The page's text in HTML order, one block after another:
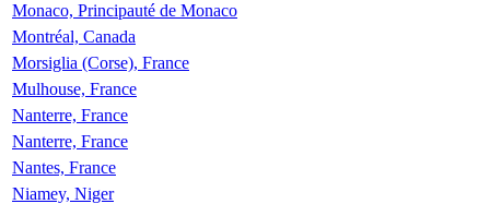
Monaco, Principauté de Monaco
Montréal, Canada
Morsiglia (Corse), France
Mulhouse, France
Nanterre, France
Nanterre, France
Nantes, France
Niamey, Niger